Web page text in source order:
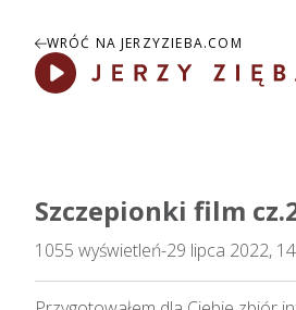
WRÓĆ NA JERZYZIEBA.COM
Szczepionki film
1055 wyświetleń-29 lipca 2022,